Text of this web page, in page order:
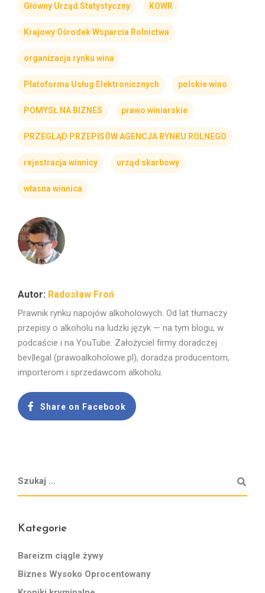
Główny Urząd Statystyczny KOWR
Krajowy Ośrodek Wsparcia Rolnictwa
organizacja rynku wina
Platoforma Usług Elektronicznych polskie wino
POMYSŁ NA BIZNES prawo winiarskie
PRZEGLĄD PRZEPISÓW AGENCJA RYNKU ROLNEGO
rejestracja winnicy urząd skarbowy
własna winnica
Radosław Froń
Prawnik rynku napojów alkoholowych. Od lat tłumaczy
przepisy o alkoholu na ludzki język — na tym blogu, w
podcaście i na YouTube. Założyciel firmy doradczej
bev|legal (prawoalkoholowe.pl), doradza producentom,
importerom i sprzedawcom alkoholu.
Share on Facebook
Kategorie
Bareizm ciągle żywy
Biznes Wysoko Oprocentowany